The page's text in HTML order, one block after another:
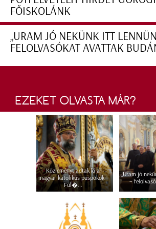
FŐISKOLÁNK
„URAM JÓ NEKÜNK ITT
FELOLVASÓKAT AVATTAK
EZEKET OLVASTA MÁR?
Közleményt adtak ki a
magyar katolikus püspökök -
Fül�...
„Uram jó
–